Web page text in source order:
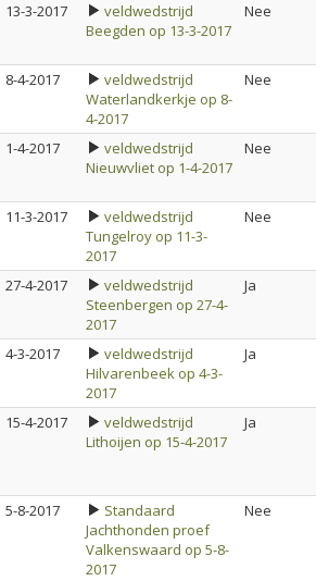
13-3-2017
veldwedstrijd
Beegden op 13-3-2017
Nee
8-4-2017
veldwedstrijd
Waterlandkerkje op 8-
4-2017
Nee
1-4-2017
veldwedstrijd
Nieuwvliet op 1-4-2017
Nee
11-3-2017
veldwedstrijd
Tungelroy op 11-3-
2017
Nee
27-4-2017
veldwedstrijd
Steenbergen op 27-4-
2017
Ja
4-3-2017
veldwedstrijd
Hilvarenbeek op 4-3-
2017
Ja
15-4-2017
veldwedstrijd
Lithoijen op 15-4-2017
Ja
5-8-2017
Standaard
Jachthonden proef
Valkenswaard op 5-8-
2017
Nee